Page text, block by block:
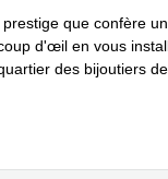
que confère
d'œil en vous
des bijoutiers